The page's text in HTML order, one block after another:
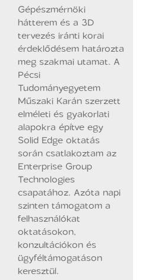
Gépészmérnöki
hátterem és a 3D
tervezés iránti korai
érdeklődésem határozta
meg szakmai utamat. A
Pécsi
Tudományegyetem
Műszaki Karán szerzett
elméleti és gyakorlati
alapokra építve egy
Solid Edge oktatás
során csatlakoztam az
Enterprise Group
Technologies
csapatához. Azóta napi
szinten támogatom a
felhasználókat
oktatásokon,
konzultációkon és
ügyféltámogatáson
keresztül.